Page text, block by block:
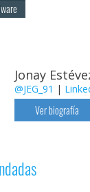
Jonay
@JEG_91 |
Ver biografía